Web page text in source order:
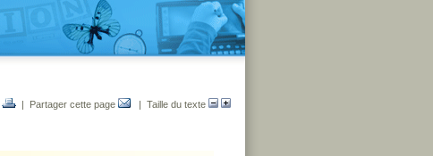
| Partager cette page | Taille du texte